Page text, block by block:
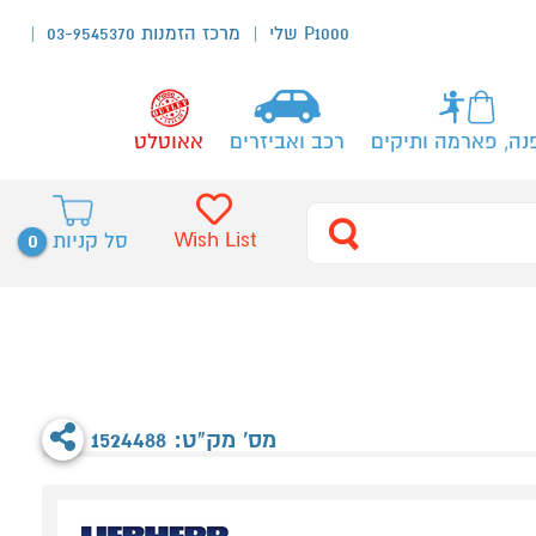
P1000 שלי מרכז הזמנות 03-9545370
פארמה ותיקים רכב ואביזרים אאוטלט
סל קניות 0 Wish List
מס' מק"ט: 1524488